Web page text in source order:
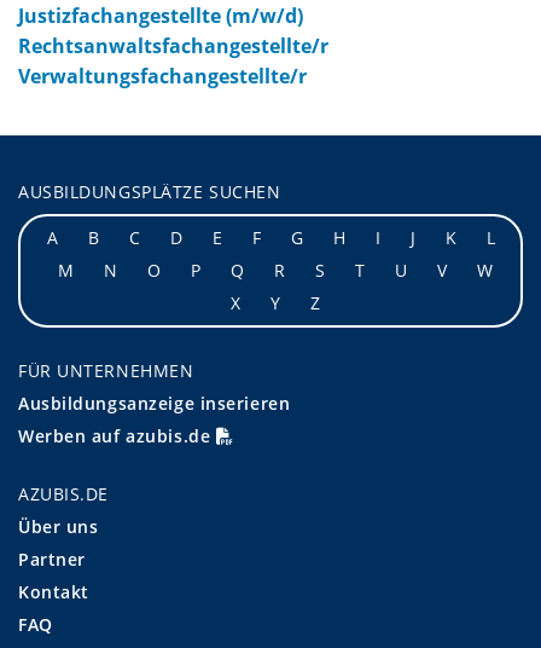
Justizfachangestellte (m/w/d)
Rechtsanwaltsfachangestellte/r
Verwaltungsfachangestellte/r
AUSBILDUNGSPLÄTZE SUCHEN
A
B C D E F G H I J K
L
M
N O P Q R S T U V
W
X
Y Z
FÜR UNTERNEHMEN
Ausbildungsanzeige inserieren
Werben auf azubis.de
AZUBIS.DE
Über uns
Partner
Kontakt
FAQ